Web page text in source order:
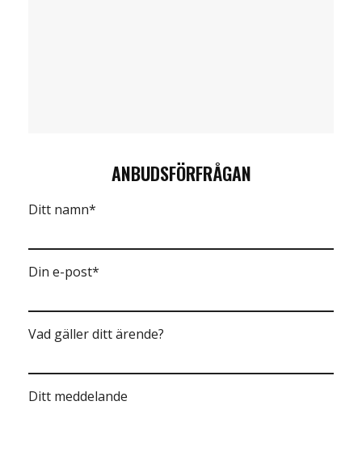
ANBUDSFÖRFRÅGAN
Ditt namn*
Din e-post*
Vad gäller ditt ärende?
Ditt meddelande